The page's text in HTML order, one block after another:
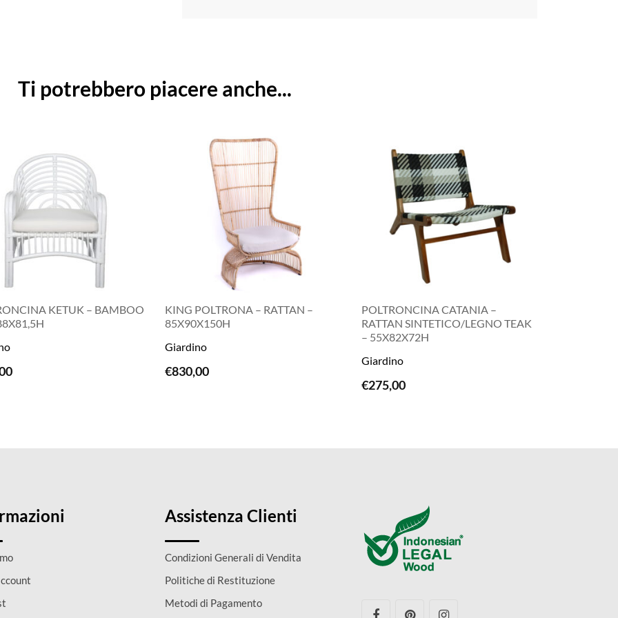
Ti potrebbero piacere anche...
KETUK – BAMBOO
KING POLTRONA – RATTAN –
85X90X150H
Giardino
€830,00
POLTRONCINA CATANIA –
RATTAN SINTETICO/LEGNO TEAK
– 55X82X72H
Giardino
€275,00
Assistenza Clienti
Condizioni Generali di Vendita
Politiche di Restituzione
Metodi di Pagamento